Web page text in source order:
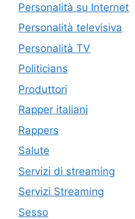
Personalità su Internet
Personalità televisiva
Personalità TV
Politicians
Produttori
Rapper italiani
Rappers
Salute
Servizi di streaming
Servizi Streaming
Sesso